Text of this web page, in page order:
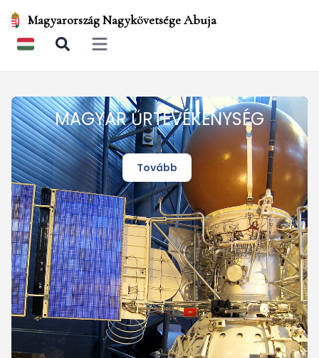
Magyarország Nagykövetsége Abuja
Open main menu
MAGYAR ŰRTEVÉKENYSÉG
Tovább